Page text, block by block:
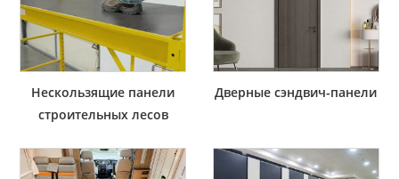
Нескользящие панели
строительных лесов
Дверные сэндвич-панели